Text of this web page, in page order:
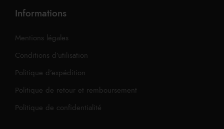
Informations
Mentions légales
Conditions d’utilisation
Politique d’expédition
Politique de retour et remboursement
Politique de confidentialité